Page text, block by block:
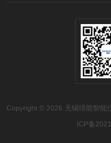
Copyright © 2026 无锡璟能智能
ICP备